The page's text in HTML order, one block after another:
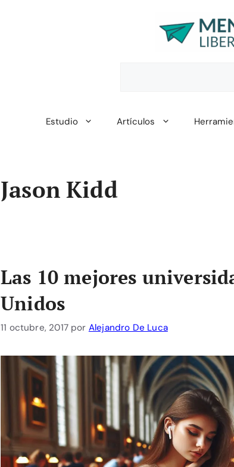
Estudio Artículos
Jason Kidd
Las 10 mejores
Unidos
11 octubre, 2017 por Alejandro De Luca